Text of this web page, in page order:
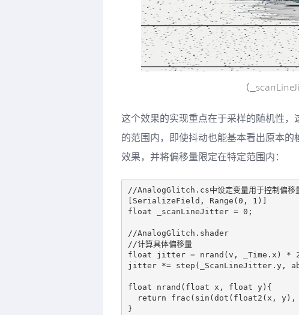
（
这个效果的实现重点在于采样的随机性
的范围内，即使抖动也能基本看出原本
效果，并将偏移量限定在特定范围内：
//AnalogGlitch.cs中设定变量用于控制偏移
[SerializeField, Range(0, 1)]
float _scanLineJitter = 0;
//AnalogGlitch.shader
//计算具体偏移量
float jitter = nrand(v, _Time.x) *
jitter *= step(_ScanLineJitter.y,
float nrand(float x, float y){
}